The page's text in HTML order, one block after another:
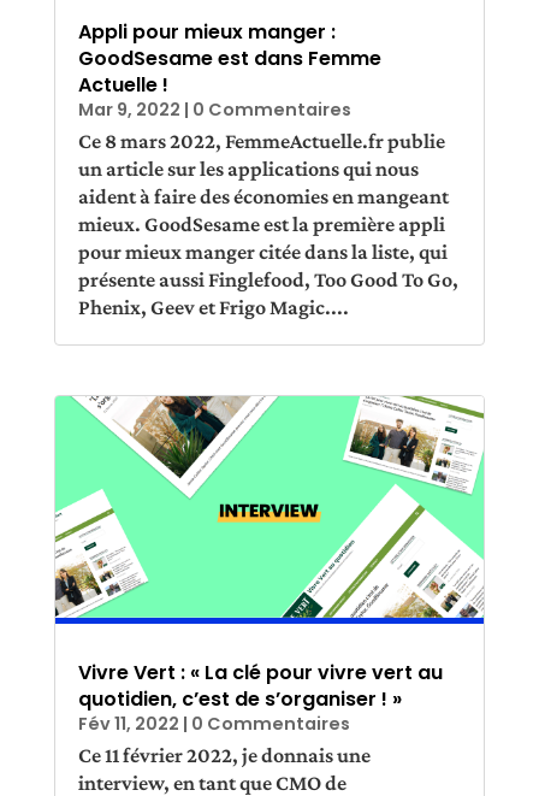
Appli pour mieux manger :
GoodSesame est dans Femme
Actuelle !
Mar 9, 2022 | 0 Commentaires
Ce 8 mars 2022, FemmeActuelle.fr publie
un article sur les applications qui nous
aident à faire des économies en mangeant
mieux. GoodSesame est la première appli
pour mieux manger citée dans la liste, qui
présente aussi Finglefood, Too Good To Go,
Phenix, Geev et Frigo Magic....
Vivre Vert : « La clé pour vivre vert au
quotidien, c’est de s’organiser ! »
Fév 11, 2022 | 0 Commentaires
Ce 11 février 2022, je donnais une
interview, en tant que CMO de